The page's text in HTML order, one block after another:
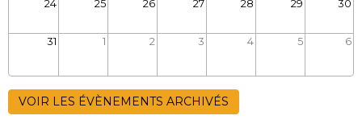
24 25 26 27 28 29 30
31 1 2 3 4 5 6
VOIR LES ÉVÈNEMENTS ARCHIVÉS